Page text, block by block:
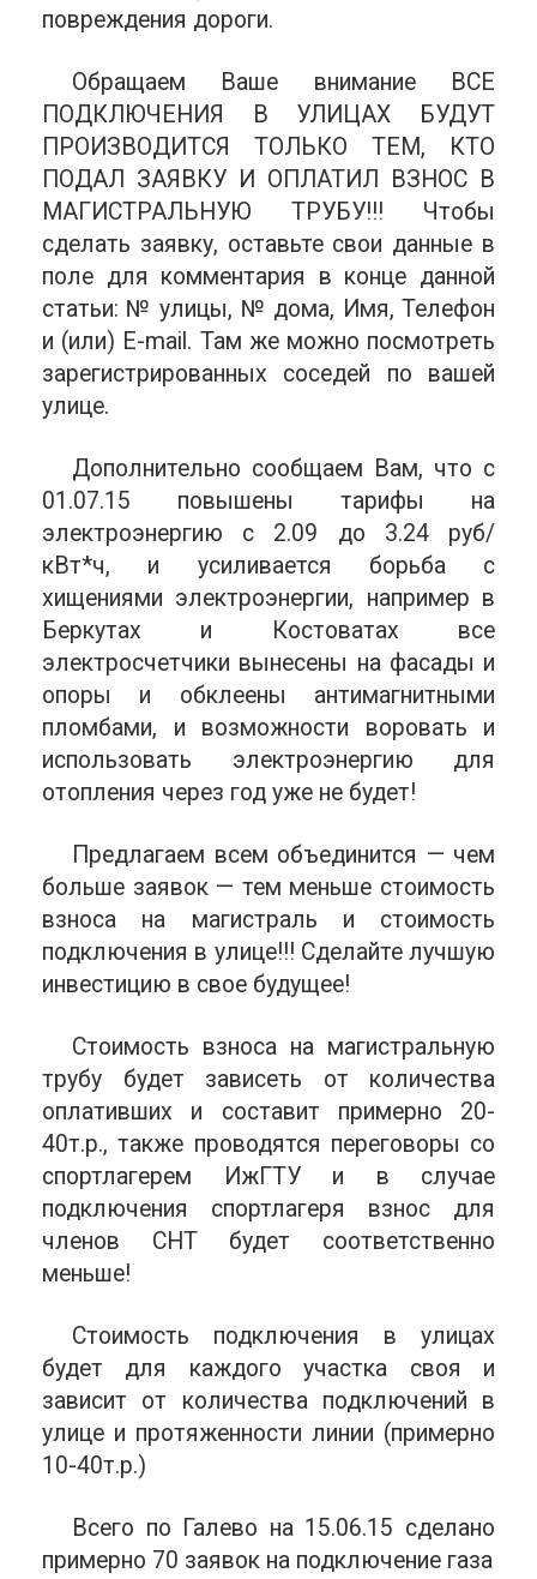
повреждения дороги.
Обращаем Ваше внимание ВСЕ
ПОДКЛЮЧЕНИЯ В УЛИЦАХ БУДУТ
ПРОИЗВОДИТСЯ ТОЛЬКО ТЕМ, КТО
ПОДАЛ ЗАЯВКУ И ОПЛАТИЛ ВЗНОС В
МАГИСТРАЛЬНУЮ ТРУБУ!!! Чтобы
сделать заявку, оставьте свои данные в
поле для комментария в конце данной
статьи: № улицы, № дома, Имя, Телефон
и (или) E-mail. Там же можно посмотреть
зарегистрированных соседей по вашей
улице.
Дополнительно сообщаем Вам, что с
01.07.15 повышены тарифы на
электроэнергию с 2.09 до 3.24 руб/
кВт*ч, и усиливается борьба с
хищениями электроэнергии, например в
Беркутах и Костоватах все
электросчетчики вынесены на фасады и
опоры и обклеены антимагнитными
пломбами, и возможности воровать и
использовать электроэнергию для
отопления через год уже не будет!
Предлагаем всем объединится — чем
больше заявок — тем меньше стоимость
взноса на магистраль и стоимость
подключения в улице!!! Сделайте лучшую
инвестицию в свое будущее!
Стоимость взноса на магистральную
трубу будет зависеть от количества
оплативших и составит примерно 20-
40т.р., также проводятся переговоры со
спортлагерем ИжГТУ и в случае
подключения спортлагеря взнос для
членов СНТ будет соответственно
меньше!
Стоимость подключения в улицах
будет для каждого участка своя и
зависит от количества подключений в
улице и протяженности линии (примерно
10-40т.р.)
Всего по Галево на 15.06.15 сделано
примерно 70 заявок на подключение газа